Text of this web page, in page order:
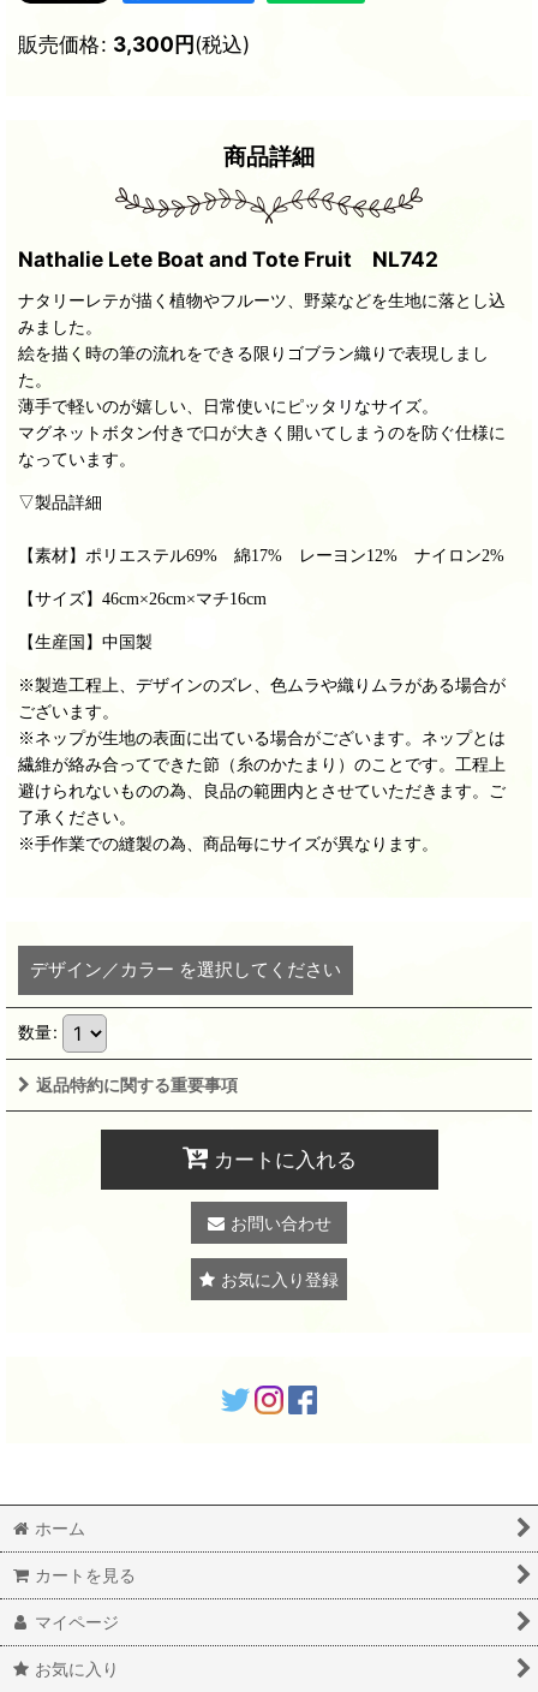
販売価格: 3,300円(税込)
商品詳細
Nathalie Lete Boat and Tote Fruit NL742
ナタリーレテが描く植物やフルーツ、野菜などを生地に落とし込
みました。
絵を描く時の筆の流れをできる限りゴブラン織りで表現しまし
た。
薄手で軽いのが嬉しい、日常使いにピッタリなサイズ。
マグネットボタン付きで口が大きく開いてしまうのを防ぐ仕様に
なっています。
▽製品詳細
【素材】 ポリエステル69% 綿17% レーヨン12% ナイロン2%
【サイズ】 46cm×26cm×マチ16cm
【生産国】中国製
※製造工程上、デザインのズレ、色ムラや織りムラがある場合が
ございます。
※ネップが生地の表面に出ている場合がございます。ネップとは
繊維が絡み合ってできた節（糸のかたまり）のことです。工程上
避けられないものの為、良品の範囲内とさせていただきます。ご
了承ください。
※手作業での縫製の為、商品毎にサイズが異なります。
デザイン／カラー を選択してください
数量:
返品特約に関する重要事項
カートに入れる
お問い合わせ
お気に入り登録
ホーム
カートを見る
マイページ
お気に入り